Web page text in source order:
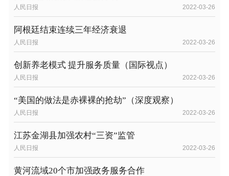
人民日报 2022-03-26
阿根廷结束连续三年经济衰退
人民日报 2022-03-26
创新养老模式 提升服务质量（国际视点）
人民日报 2022-03-26
“美国的做法是赤裸裸的抢劫”（深度观察）
人民日报 2022-03-26
江苏金湖县加强农村“三资”监管
人民日报 2022-03-26
黄河流域20个市加强政务服务合作